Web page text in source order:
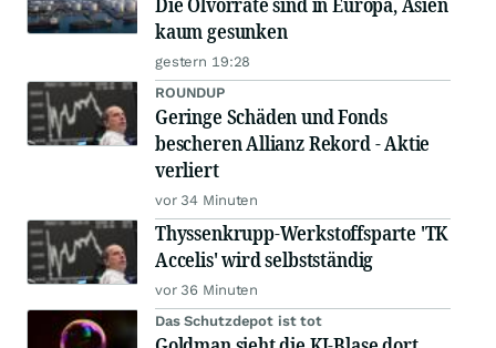
kaum gesunken
gestern 19:28
ROUNDUP
Geringe Schäden und Fonds
bescheren Allianz Rekord - Aktie
verliert
vor 34 Minuten
Thyssenkrupp-Werkstoffsparte 'TK
Accelis' wird selbstständig
vor 36 Minuten
Das Schutzdepot ist tot